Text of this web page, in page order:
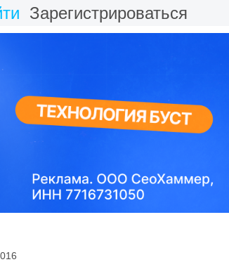
Зарегистрироваться